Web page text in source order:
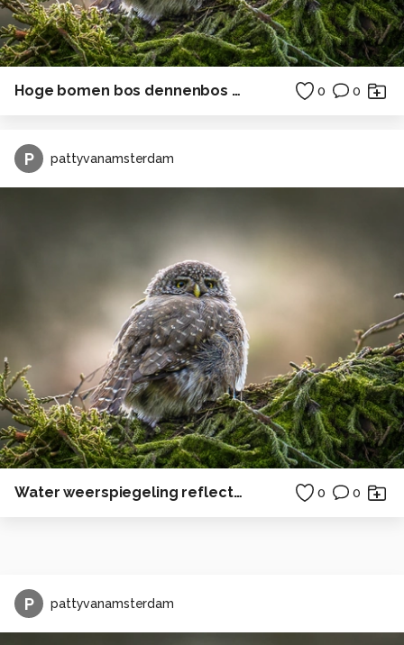
Hoge bomen bos dennenbos Duitsland 0 0
P pattyvanamsterdam
Water weerspiegeling reflectie bos 0 0
P pattyvanamsterdam